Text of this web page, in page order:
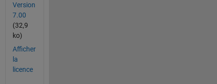
Version
7.00
(32,9
ko)
Afficher
la
licence